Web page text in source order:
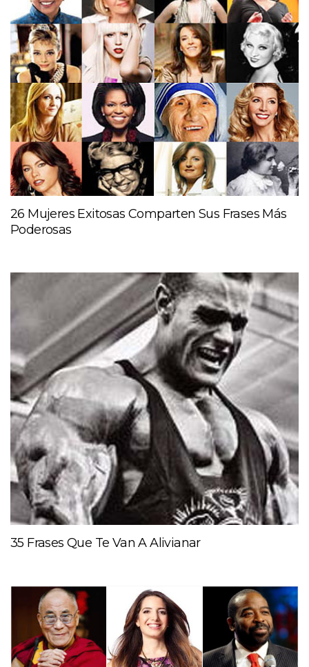
26 Mujeres Exitosas Comparten Sus Frases Más
Poderosas
35 Frases Que Te Van A Alivianar